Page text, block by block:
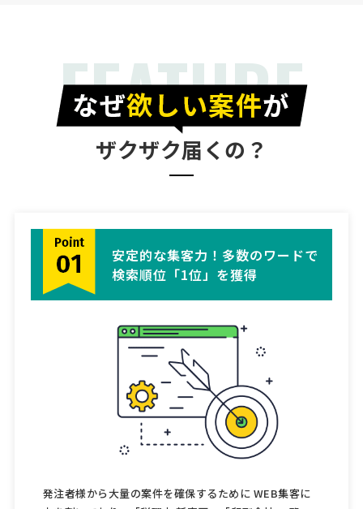
FEATURE
ザクザク届くの？
安定的な集客力！多数のワードで
検索順位「1位」を獲得
発注者様から大量の案件を確保するために WEB集客に